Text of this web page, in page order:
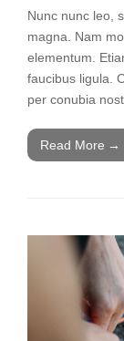
Nunc nunc leo,
magna. Nam
elementum.
faucibus ligula.
per conubia
Read More →